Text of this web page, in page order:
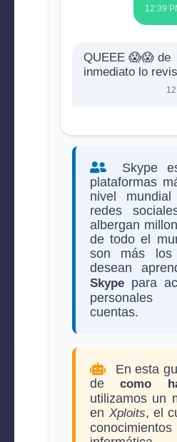
12:39
QUEEE 😱😱 de
inmediato lo
Skype
plataformas
nivel
redes
albergan
de todo el
son más los
desean
Skype para
cuentas.
En esta
decomo
utilizamos un
en Xploits, el